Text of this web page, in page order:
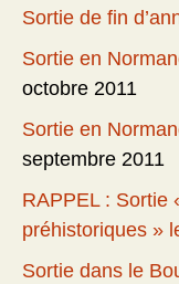
Sortie de fin
Sortie en
octobre 2011
Sortie en
septembre 2011
RAPPEL : Sortie
préhistoriques »
Sortie dans le